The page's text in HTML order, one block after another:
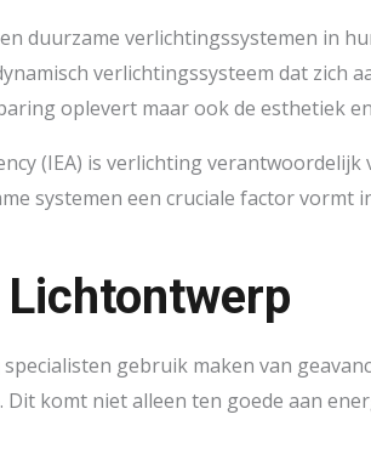
duurzame verlichtingssystemen in
verlichtingssysteem dat zich
oplevert maar ook de esthetiek
(IEA) is verlichting verantwoordelijk
systemen een cruciale factor vormt
Lichtontwerp
gebruik maken van
komt niet alleen ten goede aan